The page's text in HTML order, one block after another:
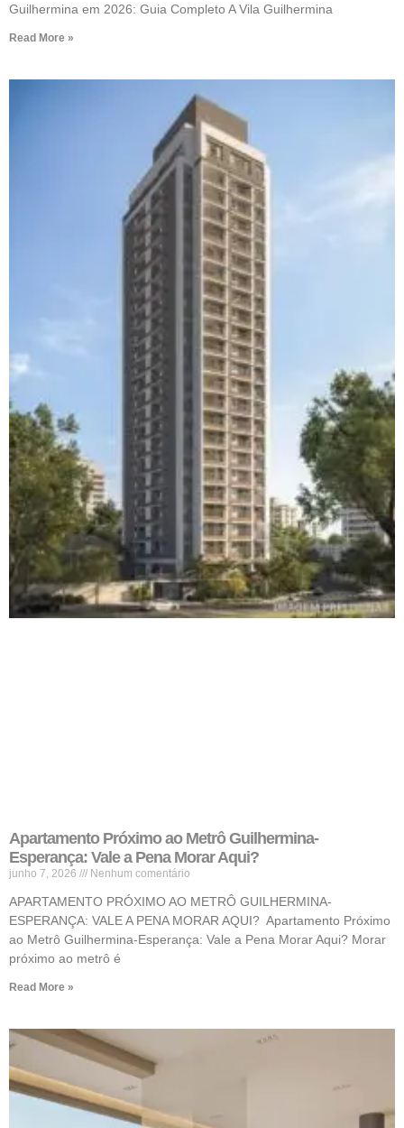
Guilhermina em 2026: Guia Completo A Vila Guilhermina
Read More »
Apartamento Próximo ao Metrô Guilhermina-
Esperança: Vale a Pena Morar Aqui?
junho 7, 2026 Nenhum comentário
APARTAMENTO PRÓXIMO AO METRÔ GUILHERMINA-
ESPERANÇA: VALE A PENA MORAR AQUI? Apartamento Próximo
ao Metrô Guilhermina-Esperança: Vale a Pena Morar Aqui? Morar
próximo ao metrô é
Read More »